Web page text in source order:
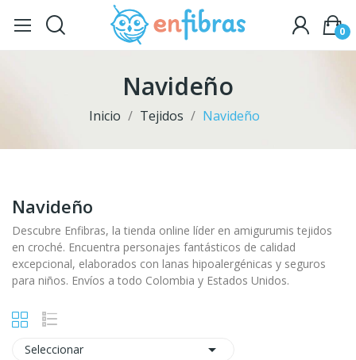
0
Navideño
Inicio Tejidos Navideño
Navideño
Descubre Enfibras, la tienda online líder en amigurumis tejidos
en croché. Encuentra personajes fantásticos de calidad
excepcional, elaborados con lanas hipoalergénicas y seguros
para niños. Envíos a todo Colombia y Estados Unidos.
Seleccionar 